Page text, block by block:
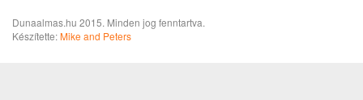
Dunaalmas.hu 2015. Minden jog fenntartva.
Készítette:Mike and Peters